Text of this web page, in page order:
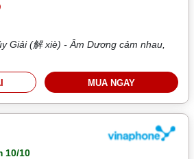
Giải (解 xiè) - Âm Dương cảm nhau,
MUA NGAY
10/10